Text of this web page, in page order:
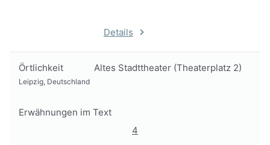
Details
Örtlichkeit Altes Stadttheater (Theaterplatz 2)
Leipzig, Deutschland
Erwähnungen im Text
4